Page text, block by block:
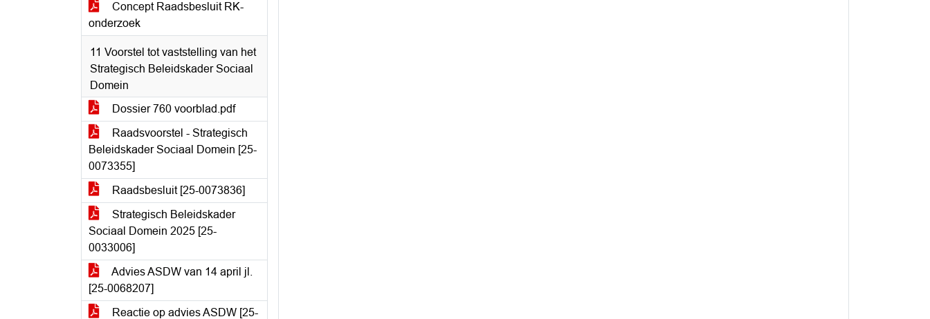
Concept Raadsbesluit RK-
onderzoek
11 Voorstel tot vaststelling van het
Strategisch Beleidskader Sociaal
Domein
Dossier 760 voorblad.pdf
Raadsvoorstel - Strategisch
Beleidskader Sociaal Domein [25-
0073355]
Raadsbesluit [25-0073836]
Strategisch Beleidskader
Sociaal Domein 2025 [25-
0033006]
Advies ASDW van 14 april jl.
[25-0068207]
Reactie op advies ASDW [25-